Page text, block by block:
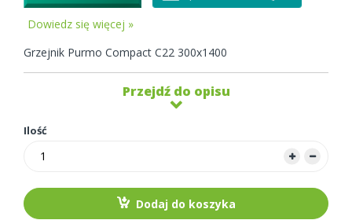
Dowiedz się więcej »
Grzejnik Purmo Compact C22 300x1400
Przejdź do opisu
Ilość
Dodaj do koszyka